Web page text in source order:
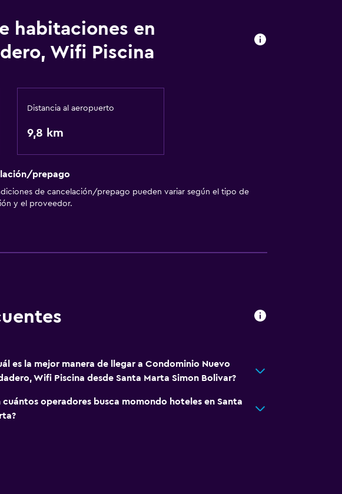
habitaciones en
Wifi Piscina
Distancia al aeropuerto
9,8 km
prepago
de cancelación/prepago pueden variar según el tipo de
y el proveedor.
es la mejor manera de llegar a Condominio Nuevo
Wifi Piscina desde Santa Marta Simon Bolivar?
cuántos operadores busca momondo hoteles en Santa